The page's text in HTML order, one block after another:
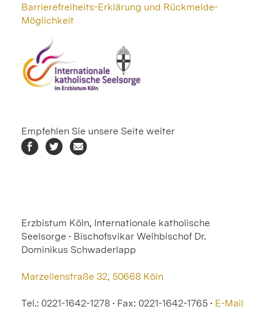
Barrierefreiheits-Erklärung und Rückmelde-
Möglichkeit
Empfehlen Sie unsere Seite weiter
Erzbistum Köln, Internationale katholische
Seelsorge • Bischofsvikar Weihbischof Dr.
Dominikus Schwaderlapp
Marzellenstraße 32, 50668 Köln
Tel.: 0221-1642-1278 • Fax: 0221-1642-1765 • E-Mail